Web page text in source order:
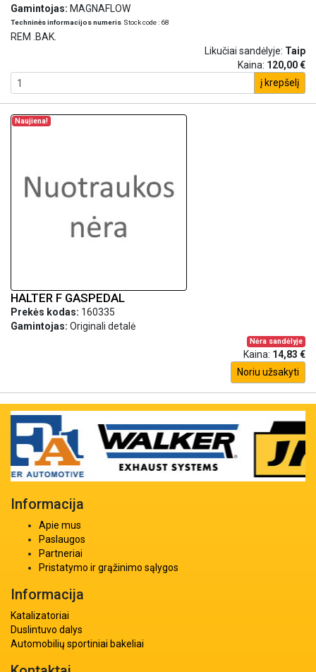
Gamintojas: MAGNAFLOW
Techninės informacijos numeris Stock code : 68
REM .BAK.
Likučiai sandėlyje: Taip
Kaina: 120,00 €
į krepšelį
Naujiena!
HALTER F GASPEDAL
Prekės kodas: 160335
Gamintojas: Originali detalė
Nėra sandėlyje
Kaina: 14,83 €
Noriu užsakyti
Informacija
Apie mus
Paslaugos
Partneriai
Pristatymo ir grąžinimo sąlygos
Informacija
Katalizatoriai
Duslintuvo dalys
Automobilių sportiniai bakeliai